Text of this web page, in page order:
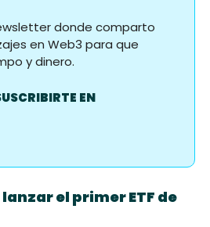
donde comparto
en Web3 para que
y dinero.
EN
el primer ETF de